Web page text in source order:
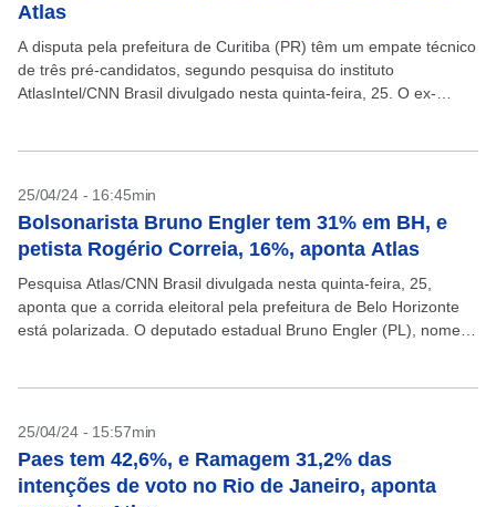
Atlas
A disputa pela prefeitura de Curitiba (PR) têm um empate técnico
de três pré-candidatos, segundo pesquisa do instituto
AtlasIntel/CNN Brasil divulgado nesta quinta-feira, 25. O ex-
25/04/24 - 16:45min
Bolsonarista Bruno Engler tem 31% em BH, e
petista Rogério Correia, 16%, aponta Atlas
Pesquisa Atlas/CNN Brasil divulgada nesta quinta-feira, 25,
aponta que a corrida eleitoral pela prefeitura de Belo Horizonte
está polarizada. O deputado estadual Bruno Engler (PL), nome
25/04/24 - 15:57min
Paes tem 42,6%, e Ramagem 31,2% das
intenções de voto no Rio de Janeiro, aponta